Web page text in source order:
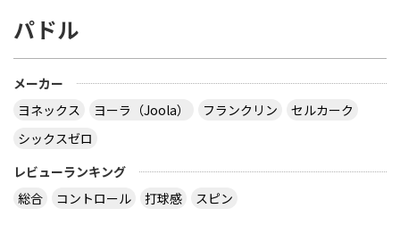
パドル
メーカー
ヨネックス
ヨーラ（Joola） フランクリン
セルカーク
シックスゼロ
レビューランキング
総合
コントロール 打球感 スピン